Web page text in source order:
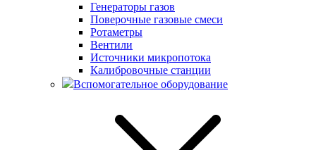
Генераторы газов
Поверочные газовые смеси
Ротаметры
Вентили
Источники микропотока
Калибровочные станции
Вспомогательное оборудование